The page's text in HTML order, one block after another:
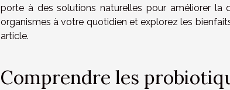
porte à des solutions naturelles pour améliorer
organismes à votre quotidien et explorez les
article.
Comprendre les